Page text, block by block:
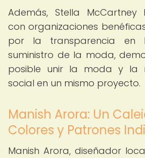
Además, Stella
con organizaciones
por la transparencia en
suministro de la moda,
posible unir la moda y la
social en un mismo proyecto.
Manish Arora: Un
Colores y Patrones
Manish Arora, diseñador